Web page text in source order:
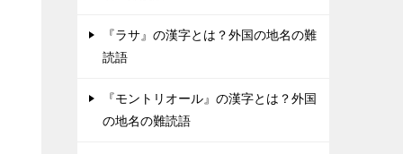
『ラサ』の漢字とは？外国の地名の難
読語
『モントリオール』の漢字とは？外国
の地名の難読語